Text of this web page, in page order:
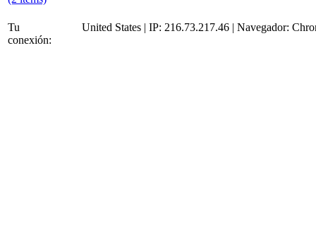
Tu
conexión:
United States | IP: 216.73.217.46 | Navegador: